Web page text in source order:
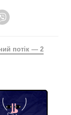
потік — 2